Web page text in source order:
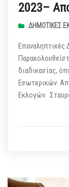
2023–
ΔΗΜΟΤΙΚΈΣ
Επαναληπτικές
διαδικασίας,
Εσωτερικών.
Εκλογών.